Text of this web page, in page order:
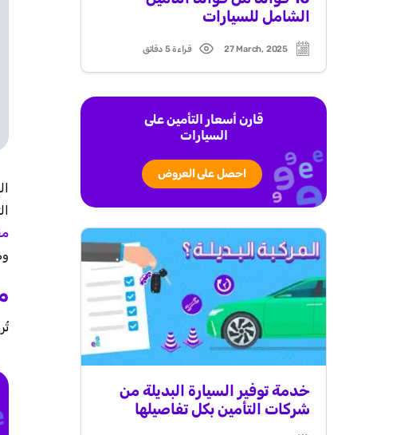
الشامل للسيارات
Post
date
27 March, 2025
Read
time
قراءة 5 دقائق
قارن أسعار التأمين على
السيارات
احصل على العروض
خدمة توفير السيارة البديلة من
شركات التأمين بكل تفاصيلها